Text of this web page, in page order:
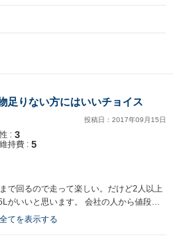
足りない方にはいいチョイス
投稿日： 2017年09 月 15日
: 3
維持費 : 5
で回るので走って楽しい。だけど2人以上
ます。 会社の人から値段よ
仕様車ということもあ
てを表示する